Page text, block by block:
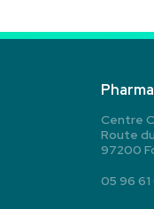
Centre
Route
97200
05 96 61